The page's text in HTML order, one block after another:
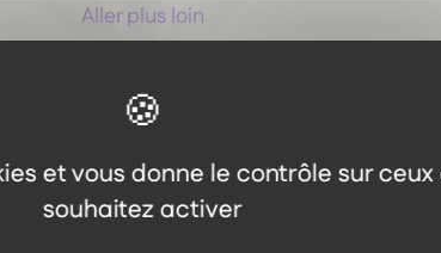
et vous donne le contrôle sur ceux
souhaitez activer
Aller plus loin
même gamme